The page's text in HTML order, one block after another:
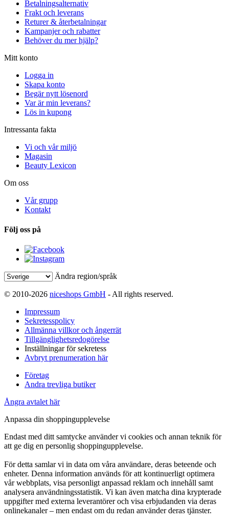
Betalningsalternativ
Frakt och leverans
Returer & återbetalningar
Kampanjer och rabatter
Behöver du mer hjälp?
Mitt konto
Logga in
Skapa konto
Begär nytt lösenord
Var är min leverans?
Lös in kupong
Intressanta fakta
Vi och vår miljö
Magasin
Beauty Lexicon
Om oss
Vår grupp
Kontakt
Följ oss på
Ändra region/språk
© 2010-2026 niceshops GmbH - All rights reserved.
Impressum
Sekretesspolicy
Allmänna villkor och ångerrät
Tillgänglighetsredogörelse
Inställningar för sekretess
Avbryt prenumeration här
Företag
Andra trevliga butiker
Ångra avtalet här
Anpassa din shoppingupplevelse
Endast med ditt samtycke använder vi cookies och annan teknik för
att ge dig en personlig shoppingupplevelse.
För detta samlar vi in data om våra användare, deras beteende och
enheter. Denna information används för att kontinuerligt optimera
vår webbplats, visa personligt anpassad reklam och innehåll samt
analysera användningsstatistik. Vi kan även matcha dina krypterade
uppgifter med externa leverantörer och visa erbjudanden via deras
onlinekanaler – men endast om du redan använder deras tjänster.